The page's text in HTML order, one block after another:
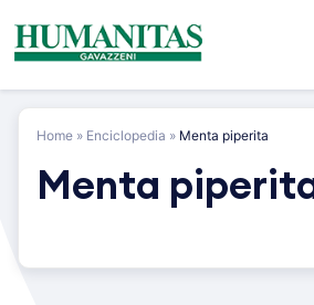
content
Home » Enciclopedia » Menta piperita
Menta